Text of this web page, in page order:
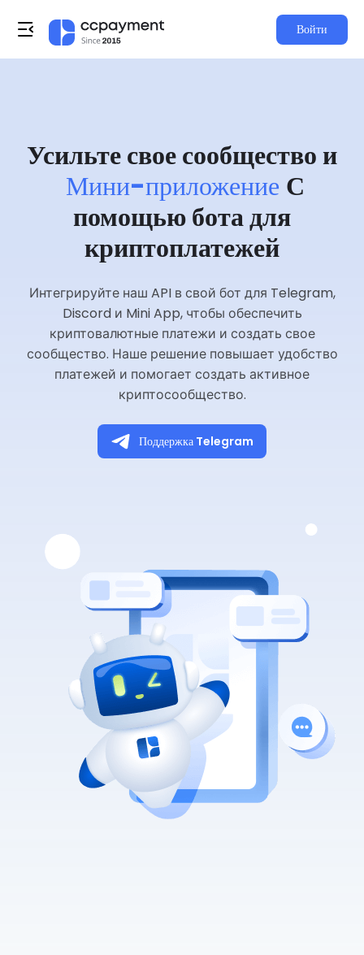
Войти
Усильте свое сообщество и
Мини-приложение С
помощью бота для
криптоплатежей
Интегрируйте наш API в свой бот для Telegram,
Discord и Mini App, чтобы обеспечить
криптовалютные платежи и создать свое
сообщество. Наше решение повышает удобство
платежей и помогает создать активное
криптосообщество.
Поддержка Telegram